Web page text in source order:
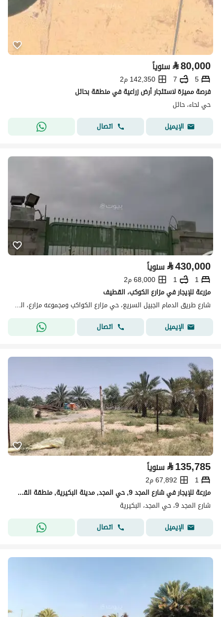
⃁80,000 سنوياً
5
7
142,350 م2
فرصة مميزة لاستئجار أرض زراعية في منطقة بحائل
حي لحاء، حائل
الإيميل
اتصال
⃁430,000 سنوياً
1
1
68,000 م2
مزرعة للإيجار في مزارع الكوكب، القطيف
شارع طريق الدمام الجبيل السريع، حي مزارع الكواكب ومجموعه مزارع، القطيف
الإيميل
اتصال
⃁135,785 سنوياً
1
67,892 م2
مزرعة للإيجار في شارع المجد 9, حي المجد, مدينة البكيرية, منطقة القصيم
شارع المجد 9، حي المجد، البكيرية
الإيميل
اتصال